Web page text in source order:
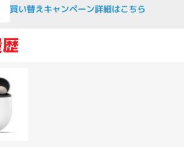
買い替えキャンペーン詳細はこちら